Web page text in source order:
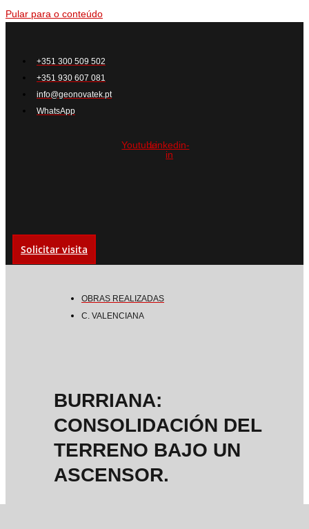
Pular para o conteúdo
+351 300 509 502
+351 930 607 081
info@geonovatek.pt
WhatsApp
YoutubeLinkedin-
in
Solicitar visita
OBRAS REALIZADAS
C. VALENCIANA
BURRIANA:
CONSOLIDACIÓN DEL
TERRENO BAJO UN
ASCENSOR.